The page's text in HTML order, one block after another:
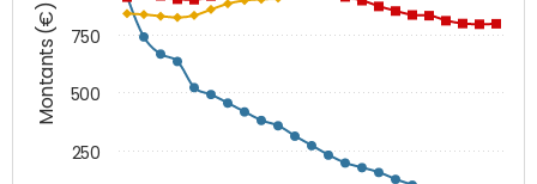
Montants (€)
250
500
750